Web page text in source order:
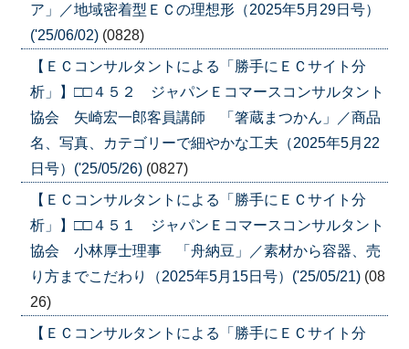
ア」／地域密着型ＥＣの理想形（2025年5月29日号）
('25/06/02) (0828)
【ＥＣコンサルタントによる「勝手にＥＣサイト分
析」】□□４５２ ジャパンＥコマースコンサルタント
協会 矢崎宏一郎客員講師 「箸蔵まつかん」／商品
名、写真、カテゴリーで細やかな工夫（2025年5月22
日号）('25/05/26) (0827)
【ＥＣコンサルタントによる「勝手にＥＣサイト分
析」】□□４５１ ジャパンＥコマースコンサルタント
協会 小林厚士理事 「舟納豆」／素材から容器、売
り方までこだわり（2025年5月15日号）('25/05/21) (08
26)
【ＥＣコンサルタントによる「勝手にＥＣサイト分